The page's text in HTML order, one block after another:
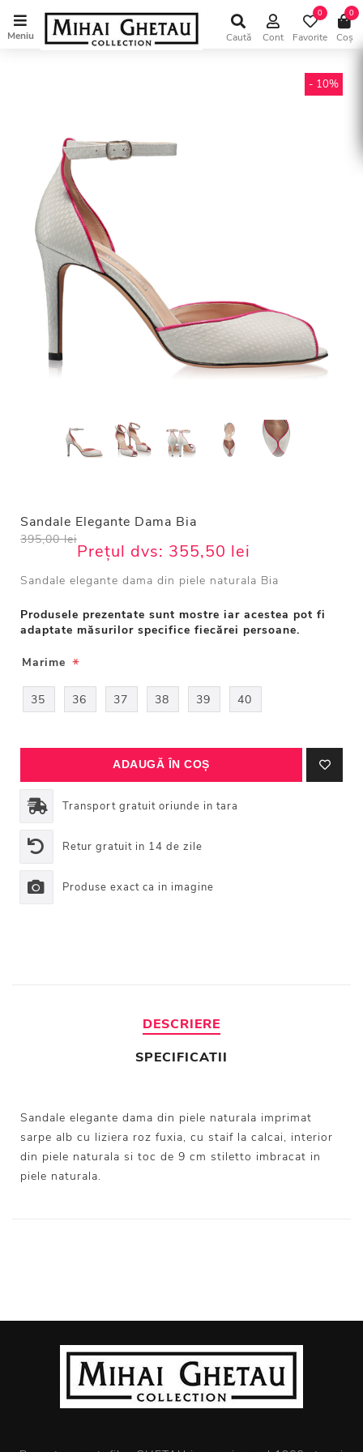
Meniu Caută Cont Favorite
0
Coș
0
- 10%
Sandale Elegante Dama Bia
395,00 lei
Prețul dvs: 355,50 lei
Sandale elegante dama din piele naturala Bia
Produsele prezentate sunt mostre iar acestea pot fi
adaptate măsurilor specifice fiecărei persoane.
Marime *
35 36 37 38 39 40
Transport gratuit oriunde in tara
Retur gratuit in 14 de zile
Produse exact ca in imagine
DESCRIERE
SPECIFICATII
Sandale elegante dama din piele naturala imprimat
sarpe alb cu liziera roz fuxia, cu staif la calcai, interior
din piele naturala si toc de 9 cm stiletto imbracat in
piele naturala.